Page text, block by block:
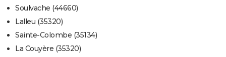
Soulvache (44660)
Lalleu (35320)
Sainte-Colombe (35134)
La Couyère (35320)